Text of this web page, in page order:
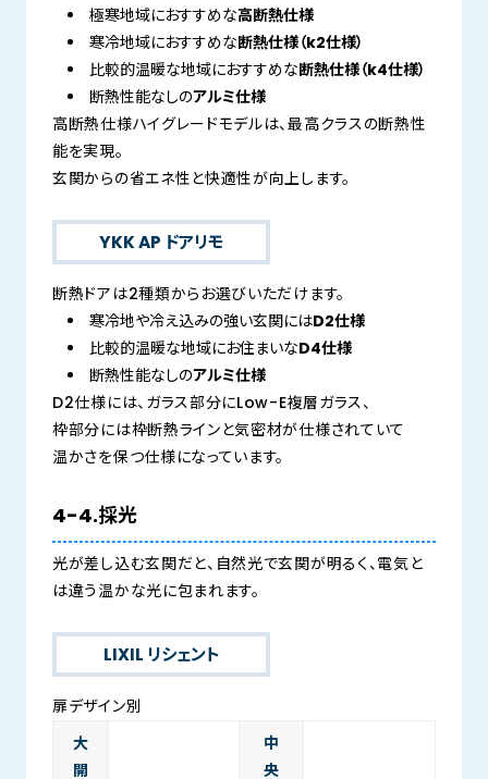
極寒地域におすすめな高断熱仕様
寒冷地域におすすめな断熱仕様（k2仕様）
比較的温暖な地域におすすめな断熱仕様（k4仕様）
断熱性能なしのアルミ仕様
高断熱仕様ハイグレードモデルは、最高クラスの断熱性
能を実現。
玄関からの省エネ性と快適性が向上します。
YKK AP ドアリモ
断熱ドアは2種類からお選びいただけます。
寒冷地や冷え込みの強い玄関にはD2仕様
比較的温暖な地域にお住まいなD4仕様
断熱性能なしのアルミ仕様
D2仕様には、ガラス部分にLow-E複層ガラス、
枠部分には枠断熱ラインと気密材が仕様されていて
温かさを保つ仕様になっています。
4-4.採光
光が差し込む玄関だと、自然光で玄関が明るく、電気と
は違う温かな光に包まれます。
LIXIL リシェント
扉デザイン別
大
開
中
央